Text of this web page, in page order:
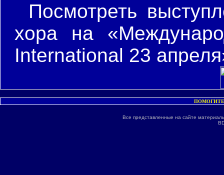
Посмотреть
хора на
International 23
Все представленные на сайте